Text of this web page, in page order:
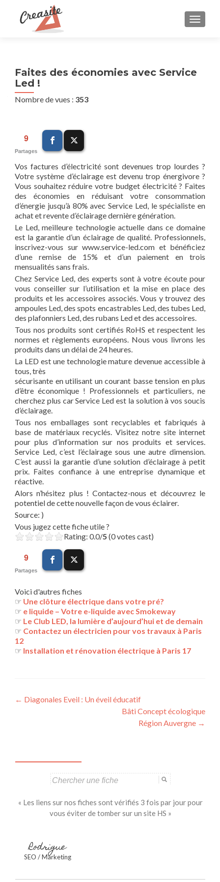
Faites des économies avec Service
Led !
Nombre de vues : 353
9
Partages
Vos factures d’électricité sont devenues trop lourdes ?
Votre système d’éclairage est devenu trop énergivore ?
Vous souhaitez réduire votre budget électricité ? Faites
des économies en réduisant votre consommation
d’énergie jusqu’à 80% avec Service Led, le spécialiste en
achat et revente d’éclairage dernière génération.
Le Led, meilleure technologie actuelle dans ce domaine
est la garantie d’un éclairage de qualité. Professionnels,
inscrivez-vous sur www.service-led.com et bénéficiez
d’une remise de 15% et d’un paiement en trois
mensualités sans frais.
Chez Service Led, des experts sont à votre écoute pour
vous conseiller sur l’utilisation et la mise en place des
produits et les accessoires associés. Vous y trouvez des
ampoules Led, des spots encastrables Led, des tubes Led,
des plafonniers Led, des rubans Led et des accessoires.
Tous nos produits sont certifiés RoHS et respectent les
normes et règlements européens. Nous vous livrons les
produits dans un délai de 24 heures.
La LED est une technologie mature devenue accessible à
tous, très
sécurisante en utilisant un courant basse tension en plus
d’être économique ! Professionnels et particuliers, ne
cherchez plus car Service Led est la solution à vos soucis
d’éclairage.
Tous nos emballages sont recyclables et fabriqués à
base de matériaux recyclés. Visitez notre site internet
pour plus d’information sur nos produits et services.
Service Led, c’est l’éclairage sous une autre dimension.
C’est aussi la garantie d’une solution d’éclairage à petit
prix. Faites confiance à une entreprise dynamique et
réactive.
Alors n’hésitez plus ! Contactez-nous et découvrez le
potentiel de cette nouvelle façon de vous éclairer.
Source: )
Vous jugez cette fiche utile ?
Rating: 0.0/5 (0 votes cast)
9
Partages
Voici d'autres fiches
☞ Une clôture électrique dans votre pré?
☞ e liquide – Votre e-liquide avec Smokeway
☞ Le Club LED, la lumière d’aujourd’hui et de demain
☞ Contactez un électricien pour vos travaux à Paris
12
☞ Installation et rénovation électrique à Paris 17
Navigation
← Diagonales Eveil : Un éveil éducatif
Bâti Concept écologique
Région Auvergne →
« Les liens sur nos fiches sont vérifiés 3 fois par jour pour
vous éviter de tomber sur un site HS »
Rodrigue
SEO / Marketing